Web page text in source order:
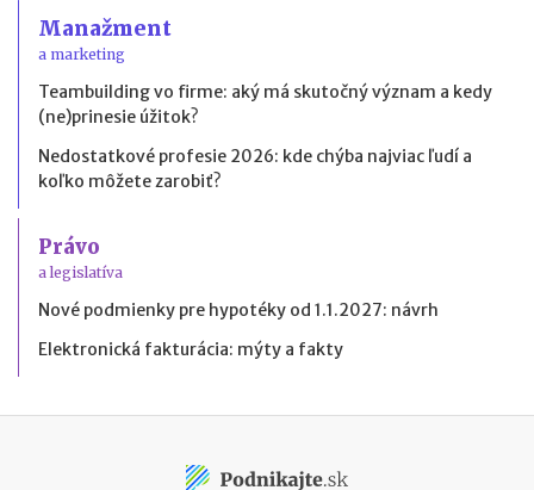
Manažment
a marketing
Teambuilding vo firme: aký má skutočný význam a kedy
(ne)prinesie úžitok?
Nedostatkové profesie 2026: kde chýba najviac ľudí a
koľko môžete zarobiť?
Právo
a legislatíva
Nové podmienky pre hypotéky od 1.1.2027: návrh
Elektronická fakturácia: mýty a fakty